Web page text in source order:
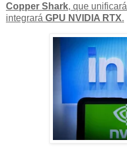
Copper Shark, que
integrará GPU NVIDIA RTX.